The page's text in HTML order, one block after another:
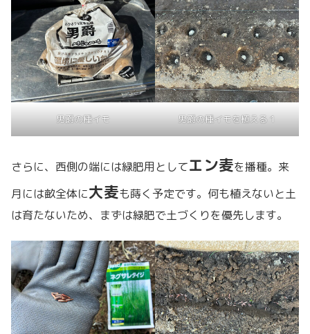
男爵の種イモ 男爵の種イモを植える１
さらに、西側の端には緑肥用としてエン麦を播種。来
月には畝全体に大麦も蒔く予定です。何も植えないと土
は育たないため、まずは緑肥で土づくりを優先します。